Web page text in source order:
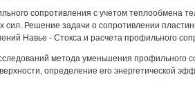
сопротивления с учетом теплообмена
сил. Решение задачи о сопротивлении
Навье - Стокса и расчета профильного
метода уменьшения профильного
определение его энергетической